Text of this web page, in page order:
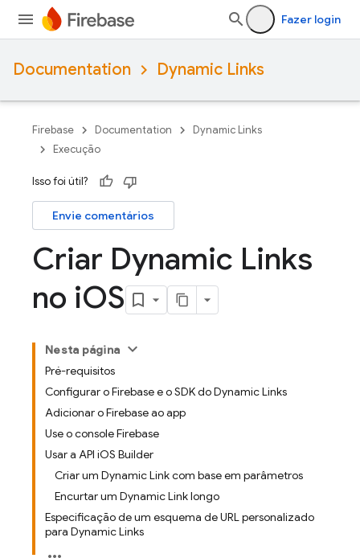
Fazer login
Documentation Dynamic Links
Firebase Documentation
Dynamic Links
Execução
Isso foi útil?
Envie comentários
Criar Dynamic Links
no iOS
Nesta página
Pré-requisitos
Configurar o Firebase e o SDK do Dynamic Links
Adicionar o Firebase ao app
Use o console Firebase
Usar a API iOS Builder
Criar um Dynamic Link com base em parâmetros
Encurtar um Dynamic Link longo
Especificação de um esquema de URL personalizado
para Dynamic Links